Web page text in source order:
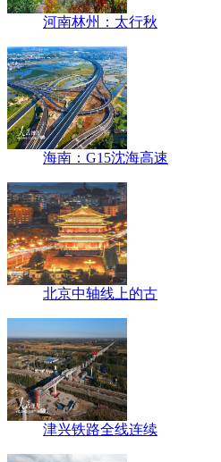
河南林州：太行秋
海南：G15沈海高速
北京中轴线上的古
津兴铁路全线连续